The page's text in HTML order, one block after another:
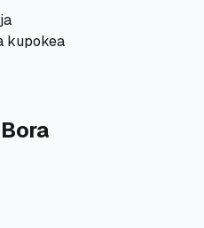
kupokea